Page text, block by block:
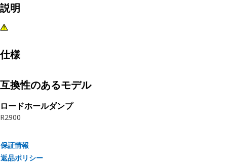
説明
仕様
互換性のあるモデル
ロードホールダンプ
R2900
保証情報
返品ポリシー